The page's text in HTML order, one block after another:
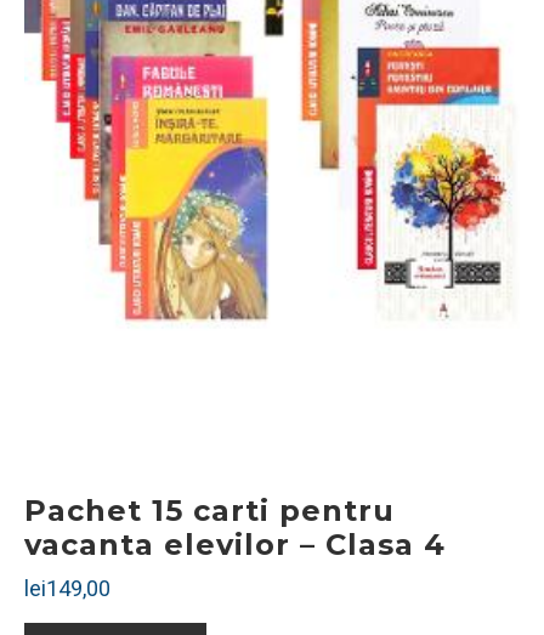
Pachet 15 carti pentru
vacanta elevilor – Clasa 4
lei149,00